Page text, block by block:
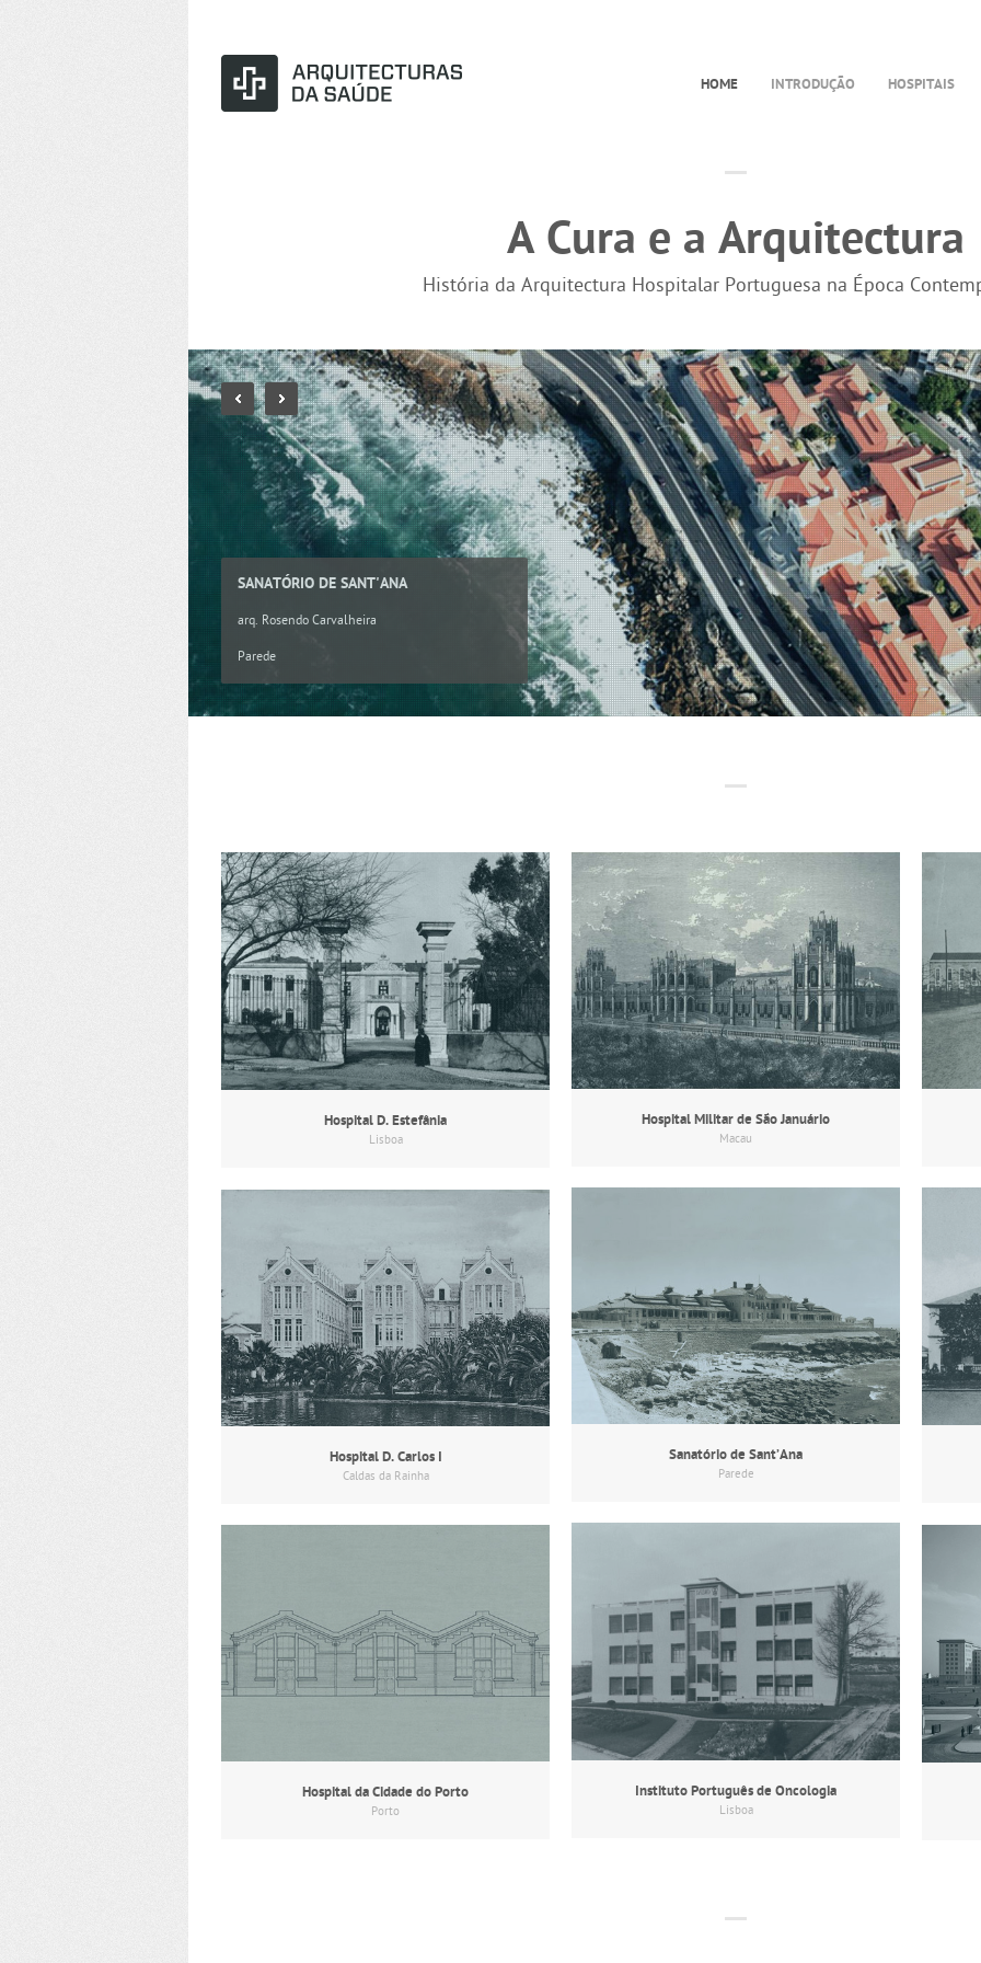
HOME INTRODUÇÃO HOSPITAIS
A Cura e a Arquitectura
História da Arquitectura Hospitalar Portuguesa na Época
SANATÓRIO DE SANT'ANA
arq. Rosendo Carvalheira
Parede
Hospital D. Estefânia
Lisboa
Hospital Militar de São Januário
Macau
Sanatório de Sant’Ana
Parede
Hospital D. Carlos I
Caldas da Rainha
Instituto Português de Oncologia
Lisboa
Hospital da Cidade do Porto
Porto